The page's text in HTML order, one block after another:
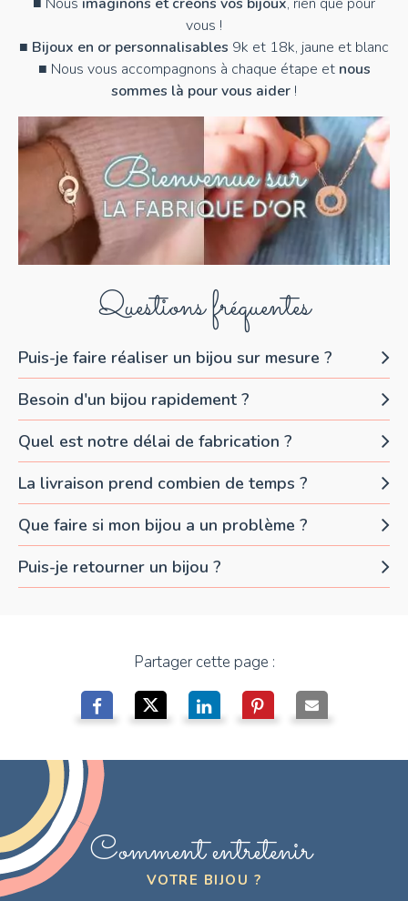
Questions fréquentes
Puis-je faire réaliser un bijou sur mesure ?
Besoin d'un bijou rapidement ?
Quel est notre délai de fabrication ?
La livraison prend combien de temps ?
Que faire si mon bijou a un problème ?
Puis-je retourner un bijou ?
vous !
■ Bijoux en or personnalisables 9k et 18k, jaune et blanc
■ Nous vous accompagnons à chaque étape et nous
sommes là pour vous aider !
Partager cette page :
Comment entretenir
VOTRE BIJOU ?